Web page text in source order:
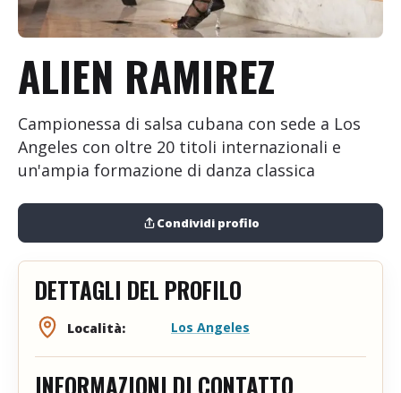
ALIEN RAMIREZ
Campionessa di salsa cubana con sede a Los
Angeles con oltre 20 titoli internazionali e
un'ampia formazione di danza classica
Condividi profilo
DETTAGLI DEL PROFILO
Località: Los Angeles
INFORMAZIONI DI CONTATTO